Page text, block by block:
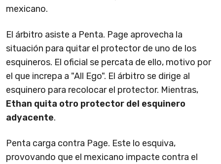
mexicano.
El árbitro asiste a Penta. Page aprovecha la
situación para quitar el protector de uno de los
esquineros. El oficial se percata de ello, motivo por
el que increpa a "All Ego". El árbitro se dirige al
esquinero para recolocar el protector. Mientras,
Ethan quita otro protector del esquinero
adyacente.
Penta carga contra Page. Este lo esquiva,
provovando que el mexicano impacte contra el